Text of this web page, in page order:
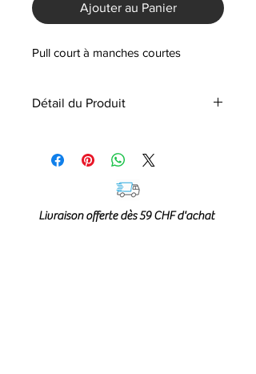
Ajouter au Panier
Pull court à manches courtes
Détail du Produit
60% POLYAMIDE
40% ACRYLIC
Livraison offerte dès 59 CHF d'achat